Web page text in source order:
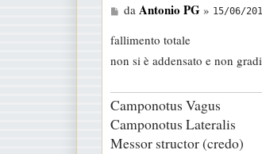
M
s
s
g
g
i
da Antonio PG» 15/06/
fallimento totale
non si è addensato e non
Camponotus Vagus
Camponotus Lateralis
Messor structor (credo)